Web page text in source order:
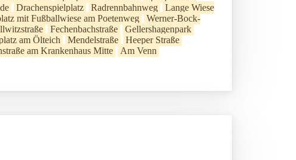
Drachenspielplatz Radrennbahnweg
Lange Wiese
mit Fußballwiese am Poetenweg
Werner-Bock-
Fechenbachstraße
Gellershagenpark
am Ölteich Mendelstraße
Heeper Straße
am Krankenhaus Mitte
Am Venn